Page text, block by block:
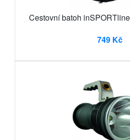
Cestovní batoh
749 Kč